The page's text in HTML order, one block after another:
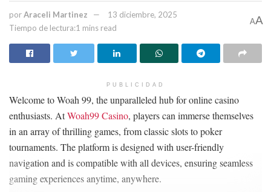
porAraceli Martinez
13 diciembre, 2025
Tiempo de lectura:1 mins read
AA
PUBLICIDAD
Welcome to Woah 99, the unparalleled hub for online casino
enthusiasts. AtWoah99 Casino, players can immerse themselves
in an array of thrilling games, from classic slots to poker
tournaments. The platform is designed with user-friendly
navigation and is compatible with all devices, ensuring seamless
gaming experiences anytime, anywhere.